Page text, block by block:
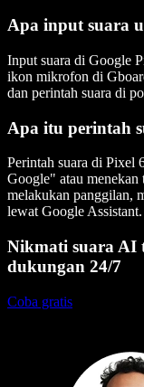
Apa input suara
Input suara di Google
ikon mikrofon di
dan perintah suara di
Apa itu perintah
Perintah suara di Pixel
Google" atau menekan
melakukan panggilan,
lewat Google Assistant.
Nikmati suara AI
dukungan 24/7
Coba gratis